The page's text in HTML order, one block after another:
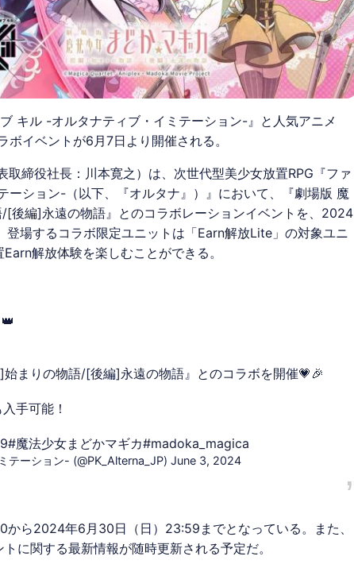
キル -オルタナティブ・イミテーション-』と人気アニメ
イベントが6月7日より開催される。
締役社長：川本寛之）は、次世代型美少女放置RPG『ファ
ーション-（以下、『オルタナ』）』において、『劇場版 魔
編]永遠の物語』とのコラボレーションイベントを、2024
場するコラボ限定ユニットは「Earn解放Lite」の対象ユニ
解放体験を楽しむことができる。
まりの物語/[後編]永遠の物語』とのコラボを開催💗🎉
手可能！
#魔法少女まどかマギカ#madoka_magica
テーション- (@PK_Alterna_JP) June 3, 2024
ら2024年6月30日（日）23:59までとなっている。また、
に関する最新情報が随時更新される予定だ。